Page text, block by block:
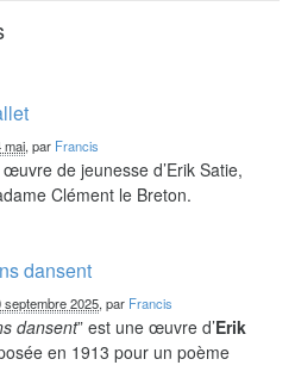
mai, par Francis
de jeunesse d’Erik Satie,
Clément le Breton.
dansent
septembre 2025, par Francis
dansent” est une œuvre d’Erik
en 1913 pour un poème